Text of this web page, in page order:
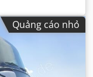
răng:
trắng, phanh:
bị:ABS, chương
trộm
hành trình,
khí, đèn
Quảng cáo nhỏ